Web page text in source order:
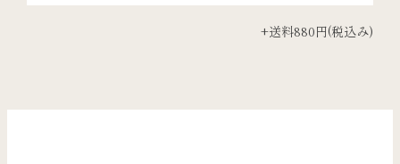
+送料880円(税込み)